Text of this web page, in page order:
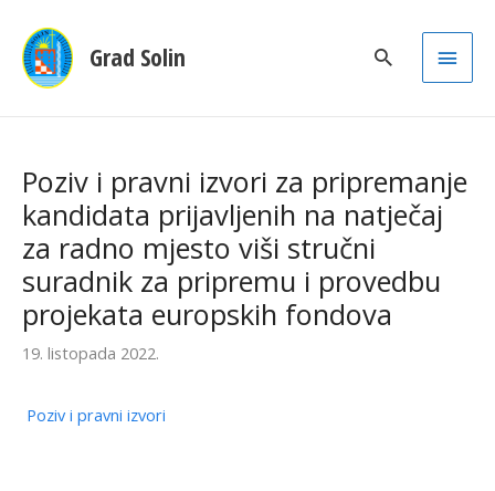
Grad Solin
Main
Poziv i pravni izvori za pripremanje
kandidata prijavljenih na natječaj
za radno mjesto viši stručni
suradnik za pripremu i provedbu
projekata europskih fondova
19. listopada 2022.
Poziv i pravni izvori